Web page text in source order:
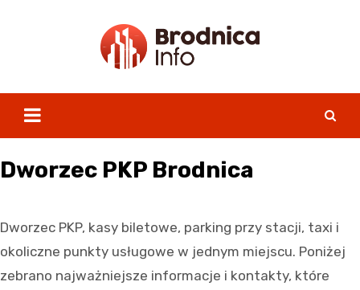
Dworzec PKP Brodnica
Dworzec PKP, kasy biletowe, parking przy stacji, taxi i
okoliczne punkty usługowe w jednym miejscu. Poniżej
zebrano najważniejsze informacje i kontakty, które